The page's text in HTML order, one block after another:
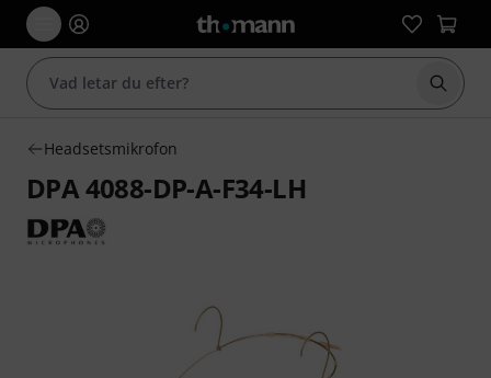
Börja
Headsetsmikrofon
DPA 4088-DP-A-F34-LH